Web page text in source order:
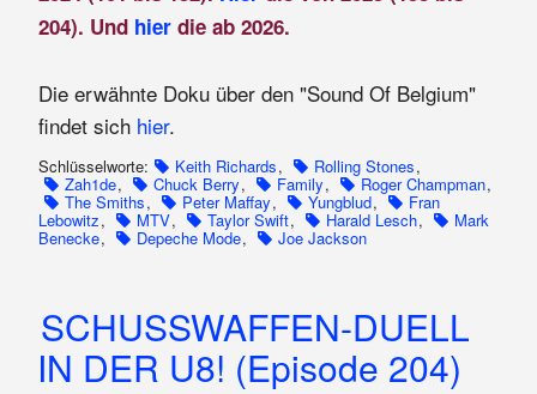
204). Und hier die ab 2026.
Die erwähnte Doku über den "Sound Of Belgium"
findet sich hier.
Schlüsselworte: Keith Richards, Rolling Stones,
Zah1de, Chuck Berry, Family, Roger Champman,
The Smiths, Peter Maffay, Yungblud, Fran
Lebowitz, MTV, Taylor Swift, Harald Lesch, Mark
Benecke, Depeche Mode, Joe Jackson
SCHUSSWAFFEN-DUELL
IN DER U8! (Episode 204)